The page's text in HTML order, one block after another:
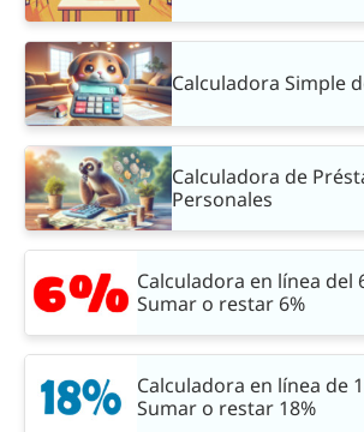
Calculadora Simple
Calculadora de
Personales
Calculadora en línea del
Sumar o restar 6%
Calculadora en línea de
Sumar o restar 18%